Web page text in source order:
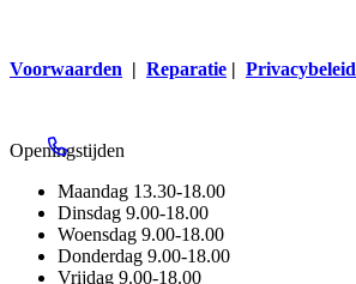
Voorwaarden | Reparatie | Privacybeleid
Openingstijden
Maandag 13.30-18.00
Dinsdag 9.00-18.00
Woensdag 9.00-18.00
Donderdag 9.00-18.00
Vrijdag 9.00-18.00